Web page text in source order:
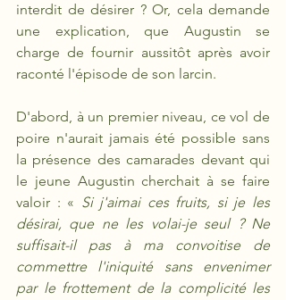
interdit de désirer ? Or, cela demande
une explication, que Augustin se
charge de fournir aussitôt après avoir
raconté l'épisode de son larcin.
D'abord, à un premier niveau, ce vol de
poire n'aurait jamais été possible sans
la présence des camarades devant qui
le jeune Augustin cherchait à se faire
valoir : « Si j'aimai ces fruits, si je les
désirai, que ne les volai-je seul ? Ne
suffisait-il pas à ma convoitise de
commettre l'iniquité sans envenimer
par le frottement de la complicité les